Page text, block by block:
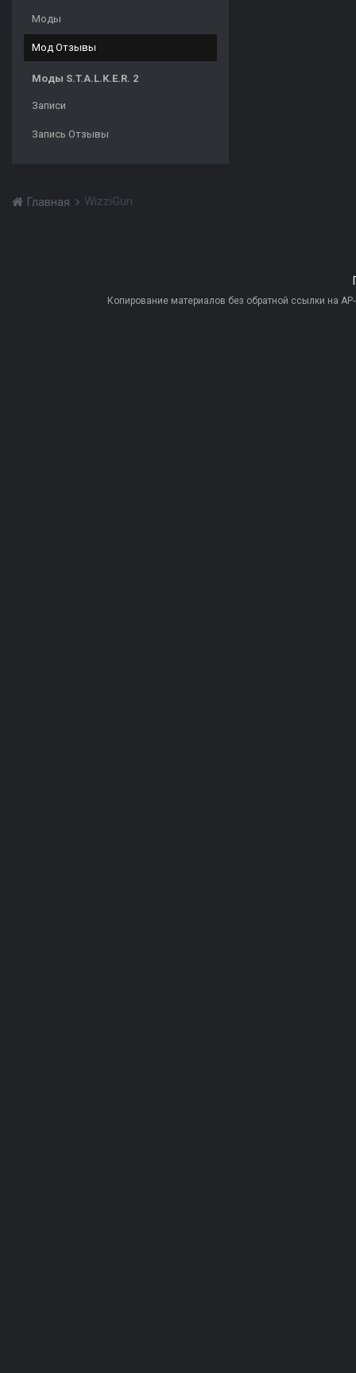
Моды
Мод Отзывы
Моды S.T.A.L.K.E.R. 2
Записи
Запись Отзывы
Главная WizziGun
Копирование материалов без обратной ссылки на